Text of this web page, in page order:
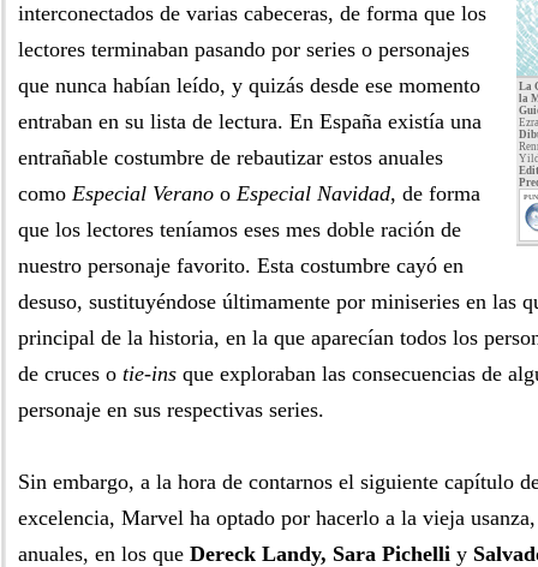
La
la
interconectados de varias cabeceras, de forma que los
lectores terminaban pasando por series o personajes
que nunca habían leído, y quizás desde ese momento
entraban en su lista de lectura. En España existía una
entrañable costumbre de rebautizar estos anuales
como Especial Verano o Especial Navidad, de forma
que los lectores teníamos eses mes doble ración de
nuestro personaje favorito. Esta costumbre cayó en
desuso, sustituyéndose últimamente por miniseries en las
principal de la historia, en la que aparecían todos los
de cruces o tie-ins que exploraban las consecuencias de
personaje en sus respectivas series.
Sin embargo, a la hora de contarnos el siguiente capítulo
excelencia, Marvel ha optado por hacerlo a la vieja
anuales, en los que Dereck Landy, Sara Pichelli y